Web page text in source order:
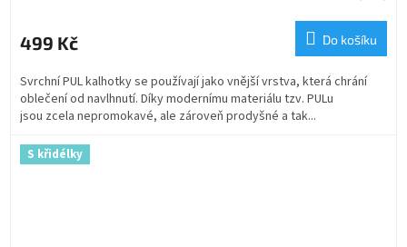
499 Kč Do košíku
Svrchní PUL kalhotky se používají jako vnější vrstva, která chrání
oblečení od navlhnutí. Díky modernímu materiálu tzv. PULu
jsou zcela nepromokavé, ale zároveň prodyšné a tak...
S křidélky